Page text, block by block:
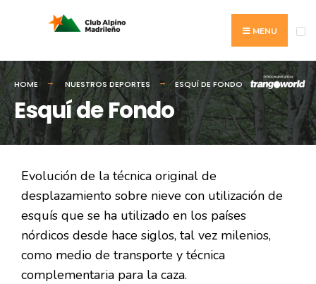
MENU
HOME NUESTROS DEPORTES ESQUÍ DE FONDO
Esquí de Fondo
Evolución de la técnica original de
desplazamiento sobre nieve con utilización de
esquís que se ha utilizado en los países
nórdicos desde hace siglos, tal vez milenios,
como medio de transporte y técnica
complementaria para la caza.